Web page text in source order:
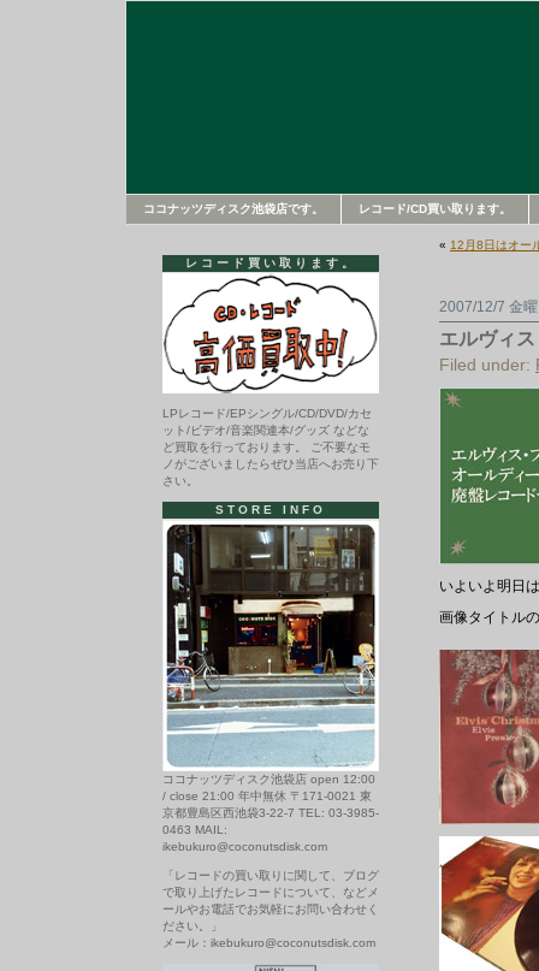
ココナッツディスク池袋店です。 レコード/CD買い取ります。
« 12月8日はオー
2007/12/7 金
エルヴィ
Filed under:
いよいよ明日
画像タイトル
レコード買い取ります。
LPレコード/EPシングル/CD/DVD/カセ
ット/ビデオ/音楽関連本/グッズ などな
ど買取を行っております。 ご不要なモ
ノがございましたらぜひ当店へお売り下
さい。
STORE INFO
ココナッツディスク池袋店 open 12:00
/ close 21:00 年中無休 〒171-0021 東
京都豊島区西池袋3-22-7 TEL: 03-3985-
0463 MAIL:
ikebukuro@coconutsdisk.com
「レコードの買い取りに関して、ブログ
で取り上げたレコードについて、などメ
ールやお電話でお気軽にお問い合わせく
ださい。」
メール：ikebukuro@coconutsdisk.com